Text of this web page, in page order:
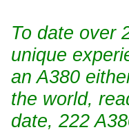
To date over
unique
an A380
the world,
date, 222